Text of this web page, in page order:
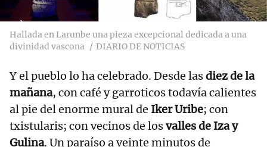
Hallada en Larunbe una pieza excepcional dedicada a una
divinidad vascona
DIARIO DE NOTICIAS
Y el pueblo lo ha celebrado. Desde lasdiez de la
mañana, con café y garroticos todavía calientes
al pie del enorme mural de Iker Uribe; con
txistularis; con vecinos de losvalles de Iza y
Gulina. Un paraíso a veinte minutos de